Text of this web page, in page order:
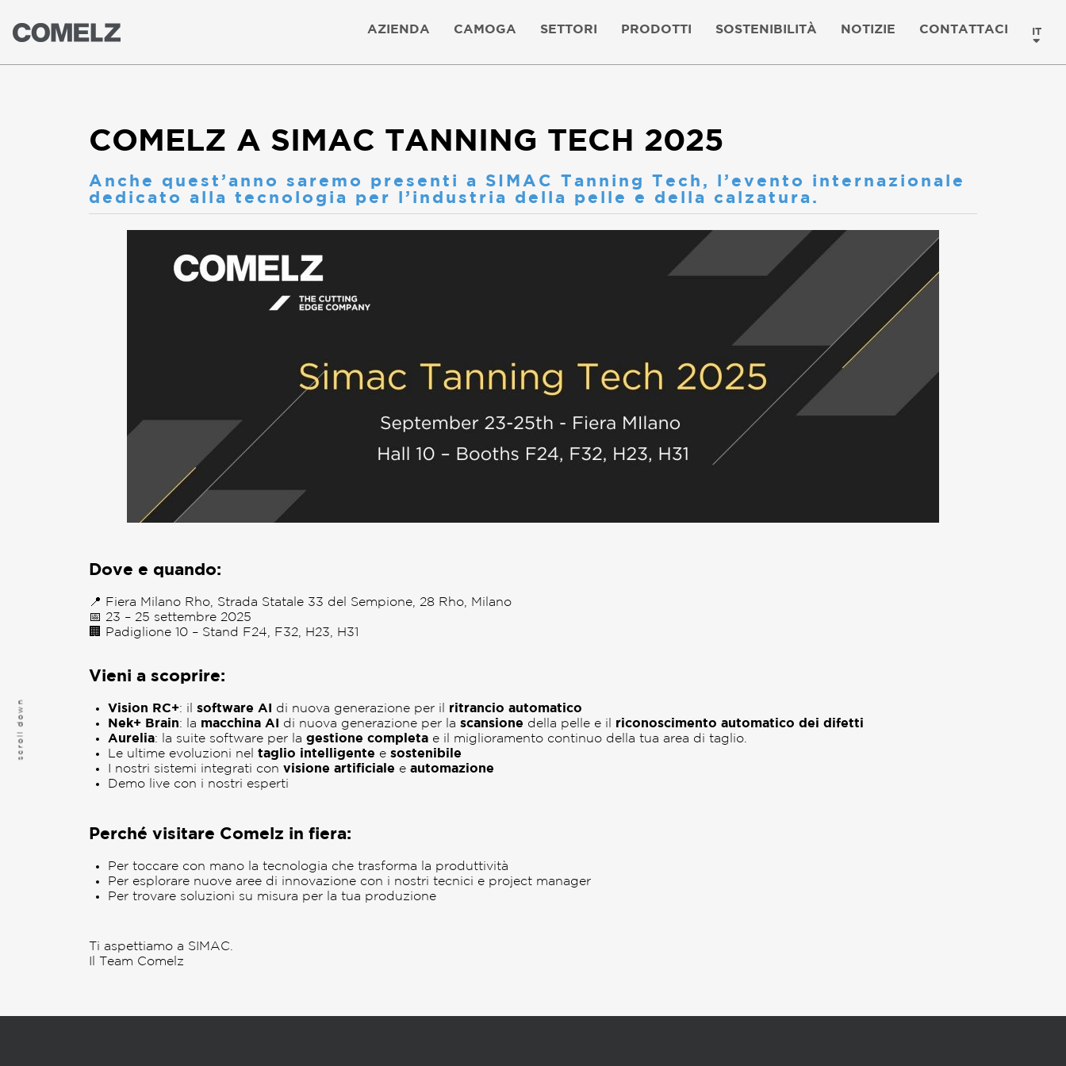
AZIENDA CAMOGA SETTORI PRODOTTI SOSTENIBILITÀ NOTIZIE CONTATTACI IT
scroll down
COMELZ A SIMAC TANNING TECH 2025
Anche quest’anno saremo presenti a SIMAC Tanning Tech, l’evento internazionale
dedicato alla tecnologia per l’industria della pelle e della calzatura.
Dove e quando:
📍 Fiera Milano Rho, Strada Statale 33 del Sempione, 28 Rho, Milano
📅 23 – 25 settembre 2025
🏢 Padiglione 10 – Stand F24, F32, H23, H31
Vieni a scoprire:
Vision RC+: il software AI di nuova generazione per il ritrancio automatico
Nek+ Brain: la macchina AI di nuova generazione per la scansione della pelle e il riconoscimento automatico dei difetti
Aurelia: la suite software per la gestione completa e il miglioramento continuo della tua area di taglio.
Le ultime evoluzioni nel taglio intelligente e sostenibile
I nostri sistemi integrati con visione artificiale e automazione
Demo live con i nostri esperti
Perché visitare Comelz in fiera:
Per toccare con mano la tecnologia che trasforma la produttività
Per esplorare nuove aree di innovazione con i nostri tecnici e project manager
Per trovare soluzioni su misura per la tua produzione
Ti aspettiamo a SIMAC.
Il Team Comelz